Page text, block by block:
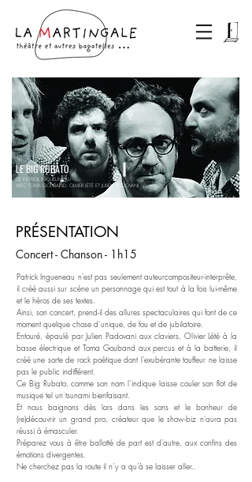
LE BIG RUBATO
DE PATRICK INGUEUNEAU
AVEC TOMA GOUBAND, OLIVIER LÉTÉ ET JULIEN PODOVANI
PRÉSENTATION
Concert - Chanson - 1h15
Patrick Ingueneau n’est pas seulement auteurcompositeur-interprête,
il créé aussi sur scène un personnage qui est tout à la fois lui-même
et le héros de ses textes.
Ainsi, son concert, prend-il des allures spectaculaires qui font de ce
moment quelque chose d’unique, de fou et de jubilatoire.
Entouré, épaulé par Julien Padovani aux claviers, Olivier Lété à la
basse électrique et Toma Gouband aux percus et à la batterie, il
créé une sorte de rock poétique dont l’exubérante touffeur ne laisse
pas le public indifférent.
Ce Big Rubato, comme son nom l’indique laisse couler son flot de
musique tel un tsunami bienfaisant.
Et nous baignons dès lors dans les sons et le bonheur de
(re)découvrir un grand pro, créateur que le show-biz n’aura pas
réussi à émasculer.
Préparez vous à être ballotté de part est d’autre, aux confins des
émotions divergentes.
Ne cherchez pas la route il n’y a qu’à se laisser aller..